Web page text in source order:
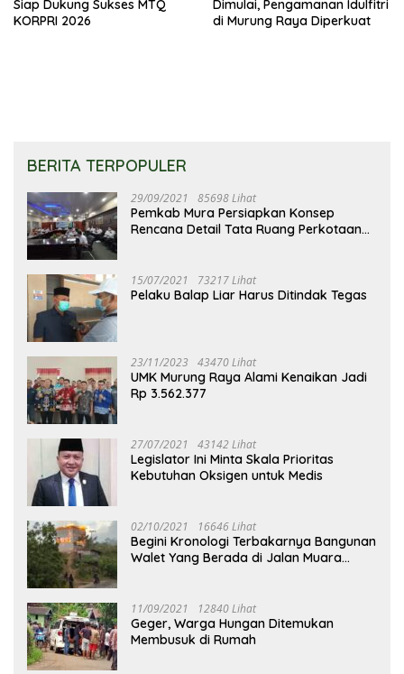
Siap Dukung Sukses MTQ
KORPRI 2026
Dimulai, Pengamanan Idulfitri
di Murung Raya Diperkuat
BERITA TERPOPULER
29/09/2021 85698 Lihat
Pemkab Mura Persiapkan Konsep
Rencana Detail Tata Ruang Perkotaan
15/07/2021 73217 Lihat
Pelaku Balap Liar Harus Ditindak Tegas
23/11/2023 43470 Lihat
UMK Murung Raya Alami Kenaikan Jadi
Rp 3.562.377
27/07/2021 43142 Lihat
Legislator Ini Minta Skala Prioritas
Kebutuhan Oksigen untuk Medis
02/10/2021 16646 Lihat
Begini Kronologi Terbakarnya Bangunan
Walet Yang Berada di Jalan Muara
11/09/2021 12840 Lihat
Geger, Warga Hungan Ditemukan
Membusuk di Rumah